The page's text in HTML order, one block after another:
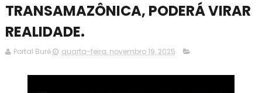
TRANSAMAZÔNICA, PODERÁ VIRAR
REALIDADE.
Portal Buré quarta-feira, novembro 19, 2025